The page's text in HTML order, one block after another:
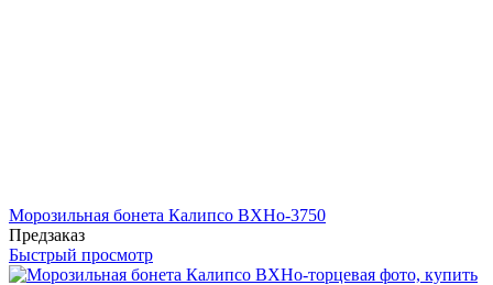
Морозильная бонета Калипсо ВХНо-3750
Предзаказ
Быстрый просмотр